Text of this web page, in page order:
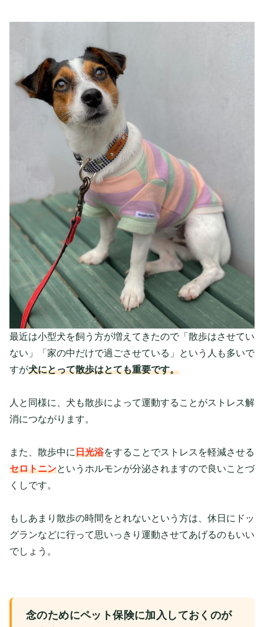
最近は小型犬を飼う方が増えてきたので「散歩はさせてい
ない」「家の中だけで過ごさせている」という人も多いで
すが犬にとって散歩はとても重要です。
人と同様に、犬も散歩によって運動することがストレス解
消につながります。
また、散歩中に日光浴をすることでストレスを軽減させる
セロトニンというホルモンが分泌されますので良いことづ
くしです。
もしあまり散歩の時間をとれないという方は、休日にドッ
グランなどに行って思いっきり運動させてあげるのもいい
でしょう。
念のためにペット保険に加入しておくのが